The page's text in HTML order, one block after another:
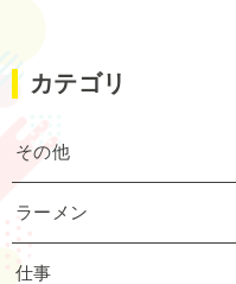
カテゴリ
その他
ラーメン
仕事